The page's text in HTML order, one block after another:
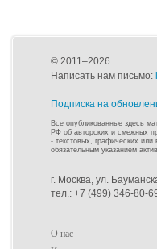
© 2011–2026
Написать нам письмо:
Подписка на
Все опубликованные здесь
РФ об авторских и смежных
- текстовых, графических
обязательным указанием
г. Москва, ул.
тел.: +7 (499) 346-80-
О нас